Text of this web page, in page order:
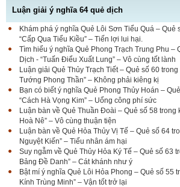
Luận giải ý nghĩa 64 quẻ dịch
Khám phá ý nghĩa Quẻ Lôi Sơn Tiểu Quá – Quẻ
“Cấp Qua Tiểu Kiều” – Tiến lợi lui hại.
Tìm hiểu ý nghĩa Quẻ Phong Trạch Trung Phu –
Dịch - “Tuấn Điểu Xuất Lung” – Vô cùng tốt lành
Luận giải Quẻ Thủy Trạch Tiết – Quẻ số 60
Tướng Phong Thần” – Không phải kiêng kị
Bạn có biết ý nghĩa Quẻ Phong Thủy Hoán –
“Cách Hà Vọng Kim” – Uổng công phí sức
Luận bàn về Quẻ Thuần Đoài – Quẻ số 58 trong
Hoà Nê” – Vô cùng thuận tiện
Luận bàn về Quẻ Hỏa Thủy Vị Tế – Quẻ số 64
Nguyệt Kiến” – Tiểu nhân ám hại
Suy ngẫm về Quẻ Thủy Hỏa Ký Tế – Quẻ số 63
Bảng Đề Danh” – Cát khánh như ý
Bật mí ý nghĩa Quẻ Lôi Hỏa Phong – Quẻ số 55
Kính Trùng Minh” – Vận tốt trở lại